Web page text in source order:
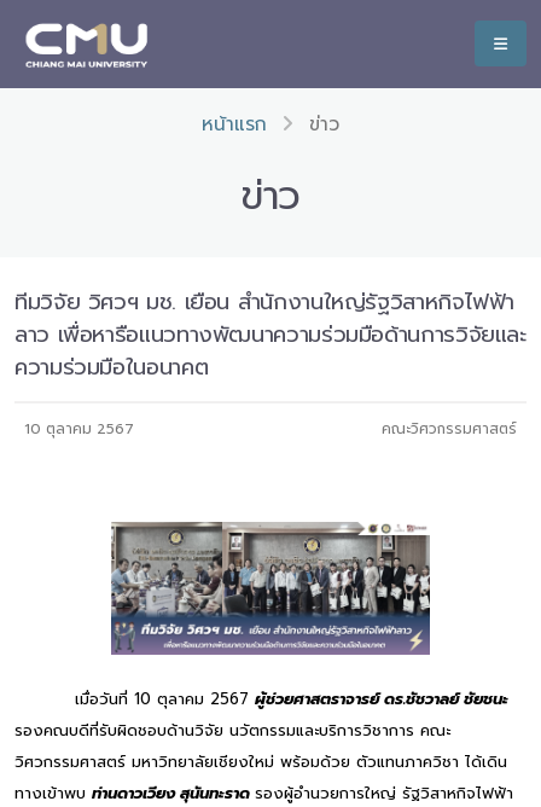
หน้าแรก ข่าว
ข่าว
ทีมวิจัย วิศวฯ มช. เยือน สำนักงานใหญ่รัฐวิสาหกิจไฟฟ้า
ลาว เพื่อหารือแนวทางพัฒนาความร่วมมือด้านการวิจัยและ
ความร่วมมือในอนาคต
10 ตุลาคม 2567 คณะวิศวกรรมศาสตร์
เมื่อวันที่ 10 ตุลาคม 2567 ผู้ช่วยศาสตราจารย์ ดร.ชัชวาลย์ ชัยชนะ
รองคณบดีที่รับผิดชอบด้านวิจัย นวัตกรรมและบริการวิชาการ คณะ
วิศวกรรมศาสตร์ มหาวิทยาลัยเชียงใหม่ พร้อมด้วย ตัวแทนภาควิชา ได้เดิน
ทางเข้าพบ ท่านดาวเวียง สุนันทะราด รองผู้อำนวยการใหญ่ รัฐวิสาหกิจไฟฟ้า